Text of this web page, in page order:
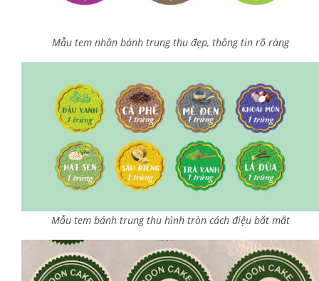
Mẫu tem nhân bánh trung thu đẹp, thông tin rõ ràng
Mẫu tem bánh trung thu hình tròn cách điệu bắt mắt